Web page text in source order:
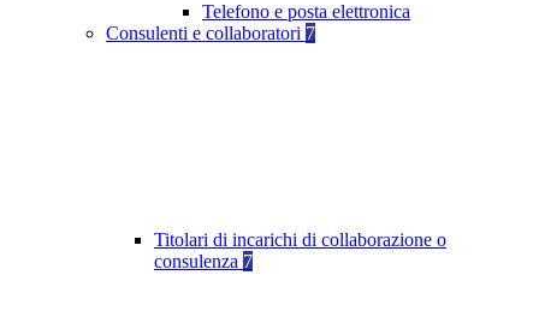
Telefono e posta elettronica
Consulenti e collaboratori 7
Titolari di incarichi di collaborazione o
consulenza 7